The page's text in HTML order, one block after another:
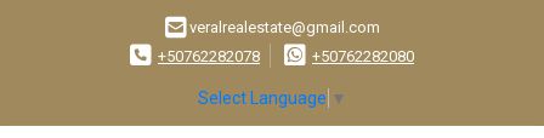
veralrealestate@gmail.com
+50762282078
+50762282080
Select Language ▼